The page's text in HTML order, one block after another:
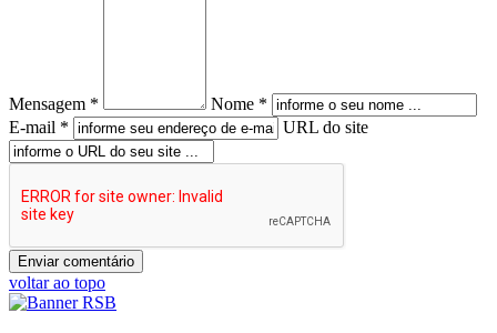
Mensagem *
Nome *
E-mail *
URL do site
voltar ao topo